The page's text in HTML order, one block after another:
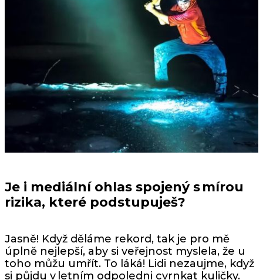
Je i mediální ohlas spojený s mírou
rizika, které podstupuješ?
Jasně! Když děláme rekord, tak je pro mě
úplně nejlepší, aby si veřejnost myslela, že u
toho můžu umřít. To láká! Lidi nezaujme, když
si půjdu v letním odpoledni cvrnkat kuličky.